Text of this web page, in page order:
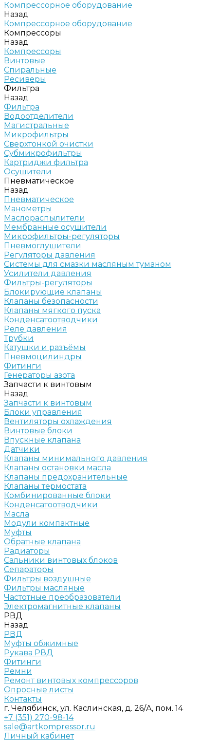
Компрессорное оборудование
Назад
Компрессорное оборудование
Компрессоры
Назад
Компрессоры
Винтовые
Спиральные
Ресиверы
Фильтра
Назад
Фильтра
Водоотделители
Магистральные
Микрофильтры
Сверхтонкой очистки
Субмикрофильтры
Картриджи фильтра
Осушители
Пневматическое
Назад
Пневматическое
Манометры
Маслораспылители
Мембранные осушители
Микрофильтры-регуляторы
Пневмоглушители
Регуляторы давления
Системы для смазки масляным туманом
Усилители давления
Фильтры-регуляторы
Блокирующие клапаны
Клапаны безопасности
Клапаны мягкого пуска
Конденсатоотводчики
Реле давления
Трубки
Катушки и разъёмы
Пневмоцилиндры
Фитинги
Генераторы азота
Запчасти к винтовым
Назад
Запчасти к винтовым
Блоки управления
Вентиляторы охлаждения
Винтовые блоки
Впускные клапана
Датчики
Клапаны минимального давления
Клапаны остановки масла
Клапаны предохранительные
Клапаны термостата
Комбинированные блоки
Конденсатоотводчики
Масла
Модули компактные
Муфты
Обратные клапана
Радиаторы
Сальники винтовых блоков
Сепараторы
Фильтры воздушные
Фильтры масляные
Частотные преобразователи
Электромагнитные клапаны
РВД
Назад
РВД
Муфты обжимные
Рукава РВД
Фитинги
Ремни
Ремонт винтовых компрессоров
Опросные листы
Контакты
г. Челябинск, ул. Каслинская, д. 26/А, пом. 14
+7 (351) 270-98-14
sale@artkompressor.ru
Личный кабинет